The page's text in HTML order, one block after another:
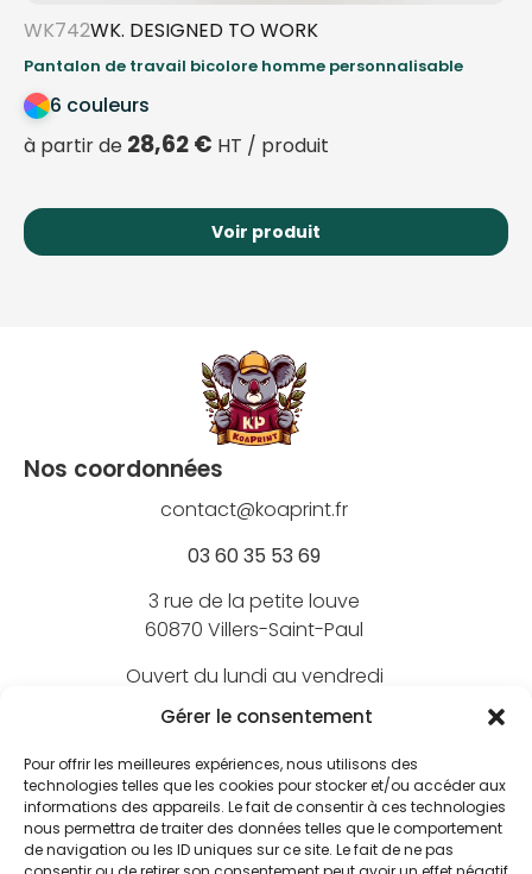
Gérer le consentement
Pour offrir les meilleures expériences, nous utilisons des
technologies telles que les cookies pour stocker et/ou accéder aux
informations des appareils. Le fait de consentir à ces technologies
nous permettra de traiter des données telles que le comportement
de navigation ou les ID uniques sur ce site. Le fait de ne pas
WK742WK. DESIGNED TO WORK
Pantalon de travail bicolore homme personnalisable
6 couleurs
à partir de 28,62€ HT / produit
Voir produit
Nos coordonnées
contact@koaprint.fr
03 60 35 53 69
3 rue de la petite louve
60870 Villers-Saint-Paul
Ouvert du lundi au vendredi
de 9h à 18h
Nos marques